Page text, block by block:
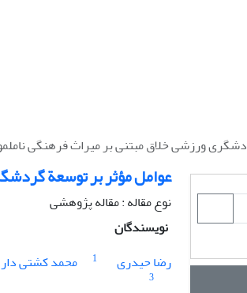
ورزشی خلاق مبتنی بر میراث فرهنگی
عوامل مؤثر بر توسعة
نوع مقاله : مقاله پژوهشی
نویسندگان
رضا حیدری
1 محمد کشتی دار
3